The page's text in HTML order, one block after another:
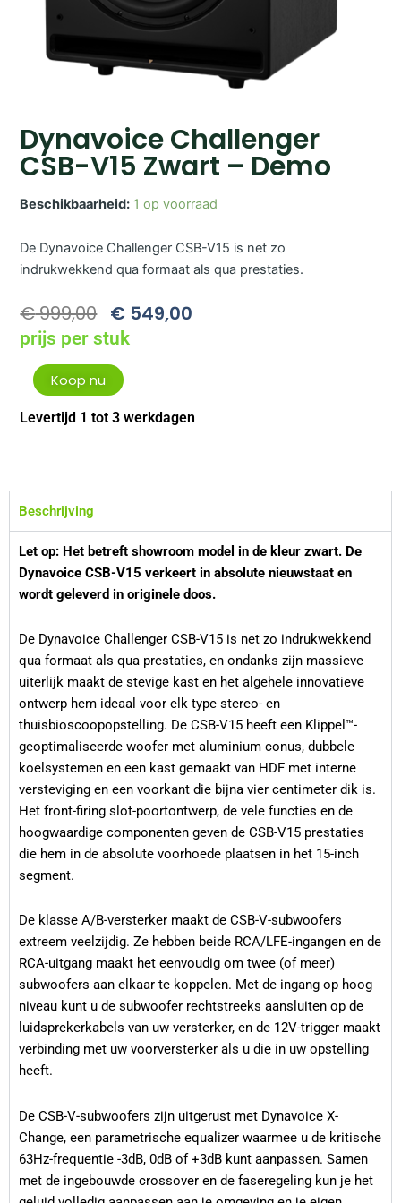
Dynavoice Challenger
CSB-V15 Zwart – Demo
Beschikbaarheid: 1 op voorraad
De Dynavoice Challenger CSB-V15 is net zo
indrukwekkend qua formaat als qua prestaties.
€999,00 Oorspronkelijke
Prijs
Was:
€ 999,00.
€ 549,00
prijs per stuk
Dynavoice
Challenger
V15
Koop nu
Levertijd 1 tot 3 werkdagen
Beschrijving
Let op: Het betreft showroom model in de kleur zwart. De
Dynavoice CSB-V15 verkeert in absolute nieuwstaat en
wordt geleverd in originele doos.
De Dynavoice Challenger CSB-V15 is net zo indrukwekkend
qua formaat als qua prestaties, en ondanks zijn massieve
uiterlijk maakt de stevige kast en het algehele innovatieve
ontwerp hem ideaal voor elk type stereo- en
thuisbioscoopopstelling. De CSB-V15 heeft een Klippel™-
geoptimaliseerde woofer met aluminium conus, dubbele
koelsystemen en een kast gemaakt van HDF met interne
versteviging en een voorkant die bijna vier centimeter dik is.
Het front-firing slot-poortontwerp, de vele functies en de
hoogwaardige componenten geven de CSB-V15 prestaties
die hem in de absolute voorhoede plaatsen in het 15-inch
segment.
De klasse A/B-versterker maakt de CSB-V-subwoofers
extreem veelzijdig. Ze hebben beide RCA/LFE-ingangen en de
RCA-uitgang maakt het eenvoudig om twee (of meer)
subwoofers aan elkaar te koppelen. Met de ingang op hoog
niveau kunt u de subwoofer rechtstreeks aansluiten op de
luidsprekerkabels van uw versterker, en de 12V-trigger maakt
verbinding met uw voorversterker als u die in uw opstelling
heeft.
De CSB-V-subwoofers zijn uitgerust met Dynavoice X-
Change, een parametrische equalizer waarmee u de kritische
63Hz-frequentie -3dB, 0dB of +3dB kunt aanpassen. Samen
met de ingebouwde crossover en de faseregeling kun je het